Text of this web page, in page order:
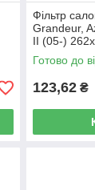
Фільтр
Grandeur,
II (05-)
2G000
Готово до
123,62 ₴